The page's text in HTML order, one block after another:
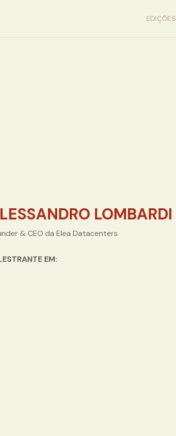
EDIÇÕES
LOMBARDI
& CEO da Elea Datacenters
EM: